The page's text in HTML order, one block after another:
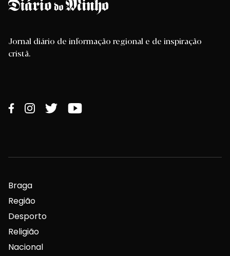
Jornal diário de informação regional e de inspiração
cristã.
Braga
Região
Desporto
Religião
Nacional